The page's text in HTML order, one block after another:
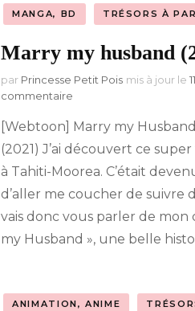
MANGA, BD TRÉSORS À
Marry my husband
par Princesse Petit Pois mis à jour le
commentaire
my
husband
[Webtoon] Marry my Husband
(2021) J’ai découvert ce
à Tahiti-Moorea. C’était
d’aller me coucher de suivre
vais donc vous parler de
my Husband », une belle
ANIMATION, ANIME